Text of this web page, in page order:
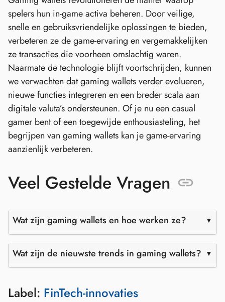
spelers hun in-game activa beheren. Door veilige,
snelle en gebruiksvriendelijke oplossingen te bieden,
verbeteren ze de game-ervaring en vergemakkelijken
ze transacties die voorheen omslachtig waren.
Naarmate de technologie blijft voortschrijden, kunnen
we verwachten dat gaming wallets verder evolueren,
nieuwe functies integreren en een breder scala aan
digitale valuta’s ondersteunen. Of je nu een casual
gamer bent of een toegewijde enthousiasteling, het
begrijpen van gaming wallets kan je game-ervaring
aanzienlijk verbeteren.
Veel Gestelde Vragen
Wat zijn gaming wallets en hoe werken ze?
Wat zijn de nieuwste trends in gaming wallets?
Label: FinTech-innovaties